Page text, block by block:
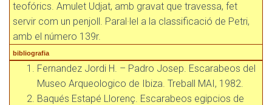
teofórics. Amulet Udjat, amb gravat que travessa, fet
servir com un penjoll. Paral·lel a la classificació de Petri,
amb el número 139r.
bibliografia
Fernandez Jordi H. – Padro Josep. Escarabeos del
Museo Arqueologico de Ibiza. Treball MAI, 1982.
Baqués Estapé Llorenç. Escarabeos egipcios de